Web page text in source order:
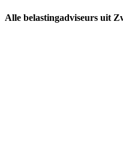
Alle belastingadviseurs uit